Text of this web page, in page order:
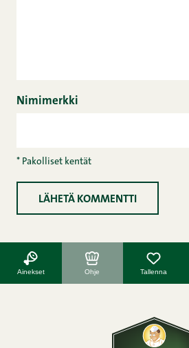
Nimimerkki
* Pakolliset kentät
Ainekset Ohje Tallenna